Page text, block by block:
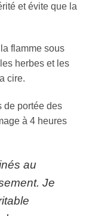
et évite que la
flamme sous
herbes et les
cire.
de portée des
à 4 heures
au
Je